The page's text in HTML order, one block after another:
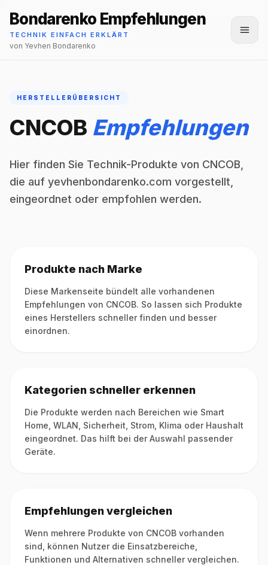
Bondarenko Empfehlungen
TECHNIK EINFACH ERKLÄRT
von Yevhen Bondarenko
HERSTELLERÜBERSICHT
CNCOB Empfehlungen
Hier finden Sie Technik-Produkte von CNCOB,
die auf yevhenbondarenko.com vorgestellt,
eingeordnet oder empfohlen werden.
Produkte nach Marke
Diese Markenseite bündelt alle vorhandenen
Empfehlungen von CNCOB. So lassen sich Produkte
eines Herstellers schneller finden und besser
einordnen.
Kategorien schneller erkennen
Die Produkte werden nach Bereichen wie Smart
Home, WLAN, Sicherheit, Strom, Klima oder Haushalt
eingeordnet. Das hilft bei der Auswahl passender
Geräte.
Empfehlungen vergleichen
Wenn mehrere Produkte von CNCOB vorhanden
sind, können Nutzer die Einsatzbereiche,
Funktionen und Alternativen schneller vergleichen.